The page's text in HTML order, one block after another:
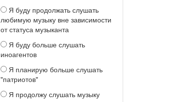
Я буду продолжать слушать
любимую музыку вне зависимости
от статуса музыканта
Я буду больше слушать
иноагентов
Я планирую больше слушать
"патриотов"
Я продолжу слушать музыку